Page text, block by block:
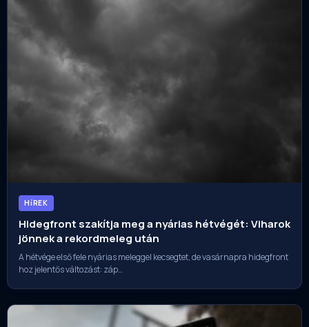
HíREK
Hidegfront szakítja meg a nyárias hétvégét: Viharok
jönnek a rekordmeleg után
A hétvége első fele nyárias meleggel kecsegtet, de vasárnapra hidegfront
hoz jelentős változást: záp…